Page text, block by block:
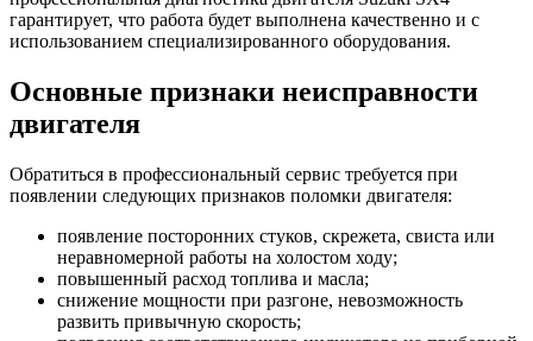
гарантирует, что работа будет выполнена качественно и с
использованием специализированного оборудования.
Основные признаки неисправности
двигателя
Обратиться в профессиональный сервис требуется при
появлении следующих признаков поломки двигателя:
появление посторонних стуков, скрежета, свиста или
неравномерной работы на холостом ходу;
повышенный расход топлива и масла;
снижение мощности при разгоне, невозможность
развить привычную скорость;